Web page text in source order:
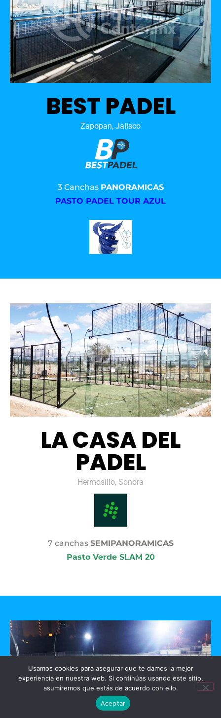
BEST PADEL
Zapopan, Jalisco
3 Canchas PANORAMICAS
PASTO PADEL TOUR AZUL
LA CASA DEL
PADEL
Hermosillo, Sonora
7 canchas SEMIPANORAMICAS
Pasto Verde SLAM 20
Usamos cookies para asegurar que te damos la mejor
experiencia en nuestra web. Si continúas usando este sitio,
asumiremos que estás de acuerdo con ello.
Aceptar